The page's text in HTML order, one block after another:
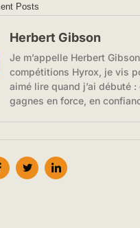
Posts
Herbert Gibson
Je m’appelle Herbert
compétitions Hyrox, je vis
aimé lire quand j’ai débuté
gagnes en force, en